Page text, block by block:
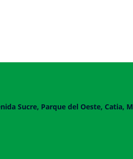
Sucre, Parque del Oeste, Catia,